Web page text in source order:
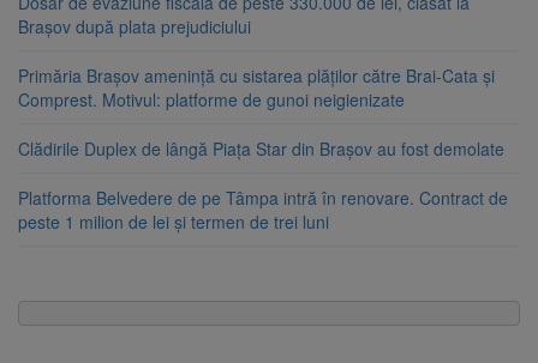
Brașov după plata prejudiciului
Primăria Brașov amenință cu sistarea plăților către Brai-Cata și
Comprest. Motivul: platforme de gunoi neigienizate
Clădirile Duplex de lângă Piața Star din Brașov au fost demolate
Platforma Belvedere de pe Tâmpa intră în renovare. Contract de
peste 1 milion de lei și termen de trei luni